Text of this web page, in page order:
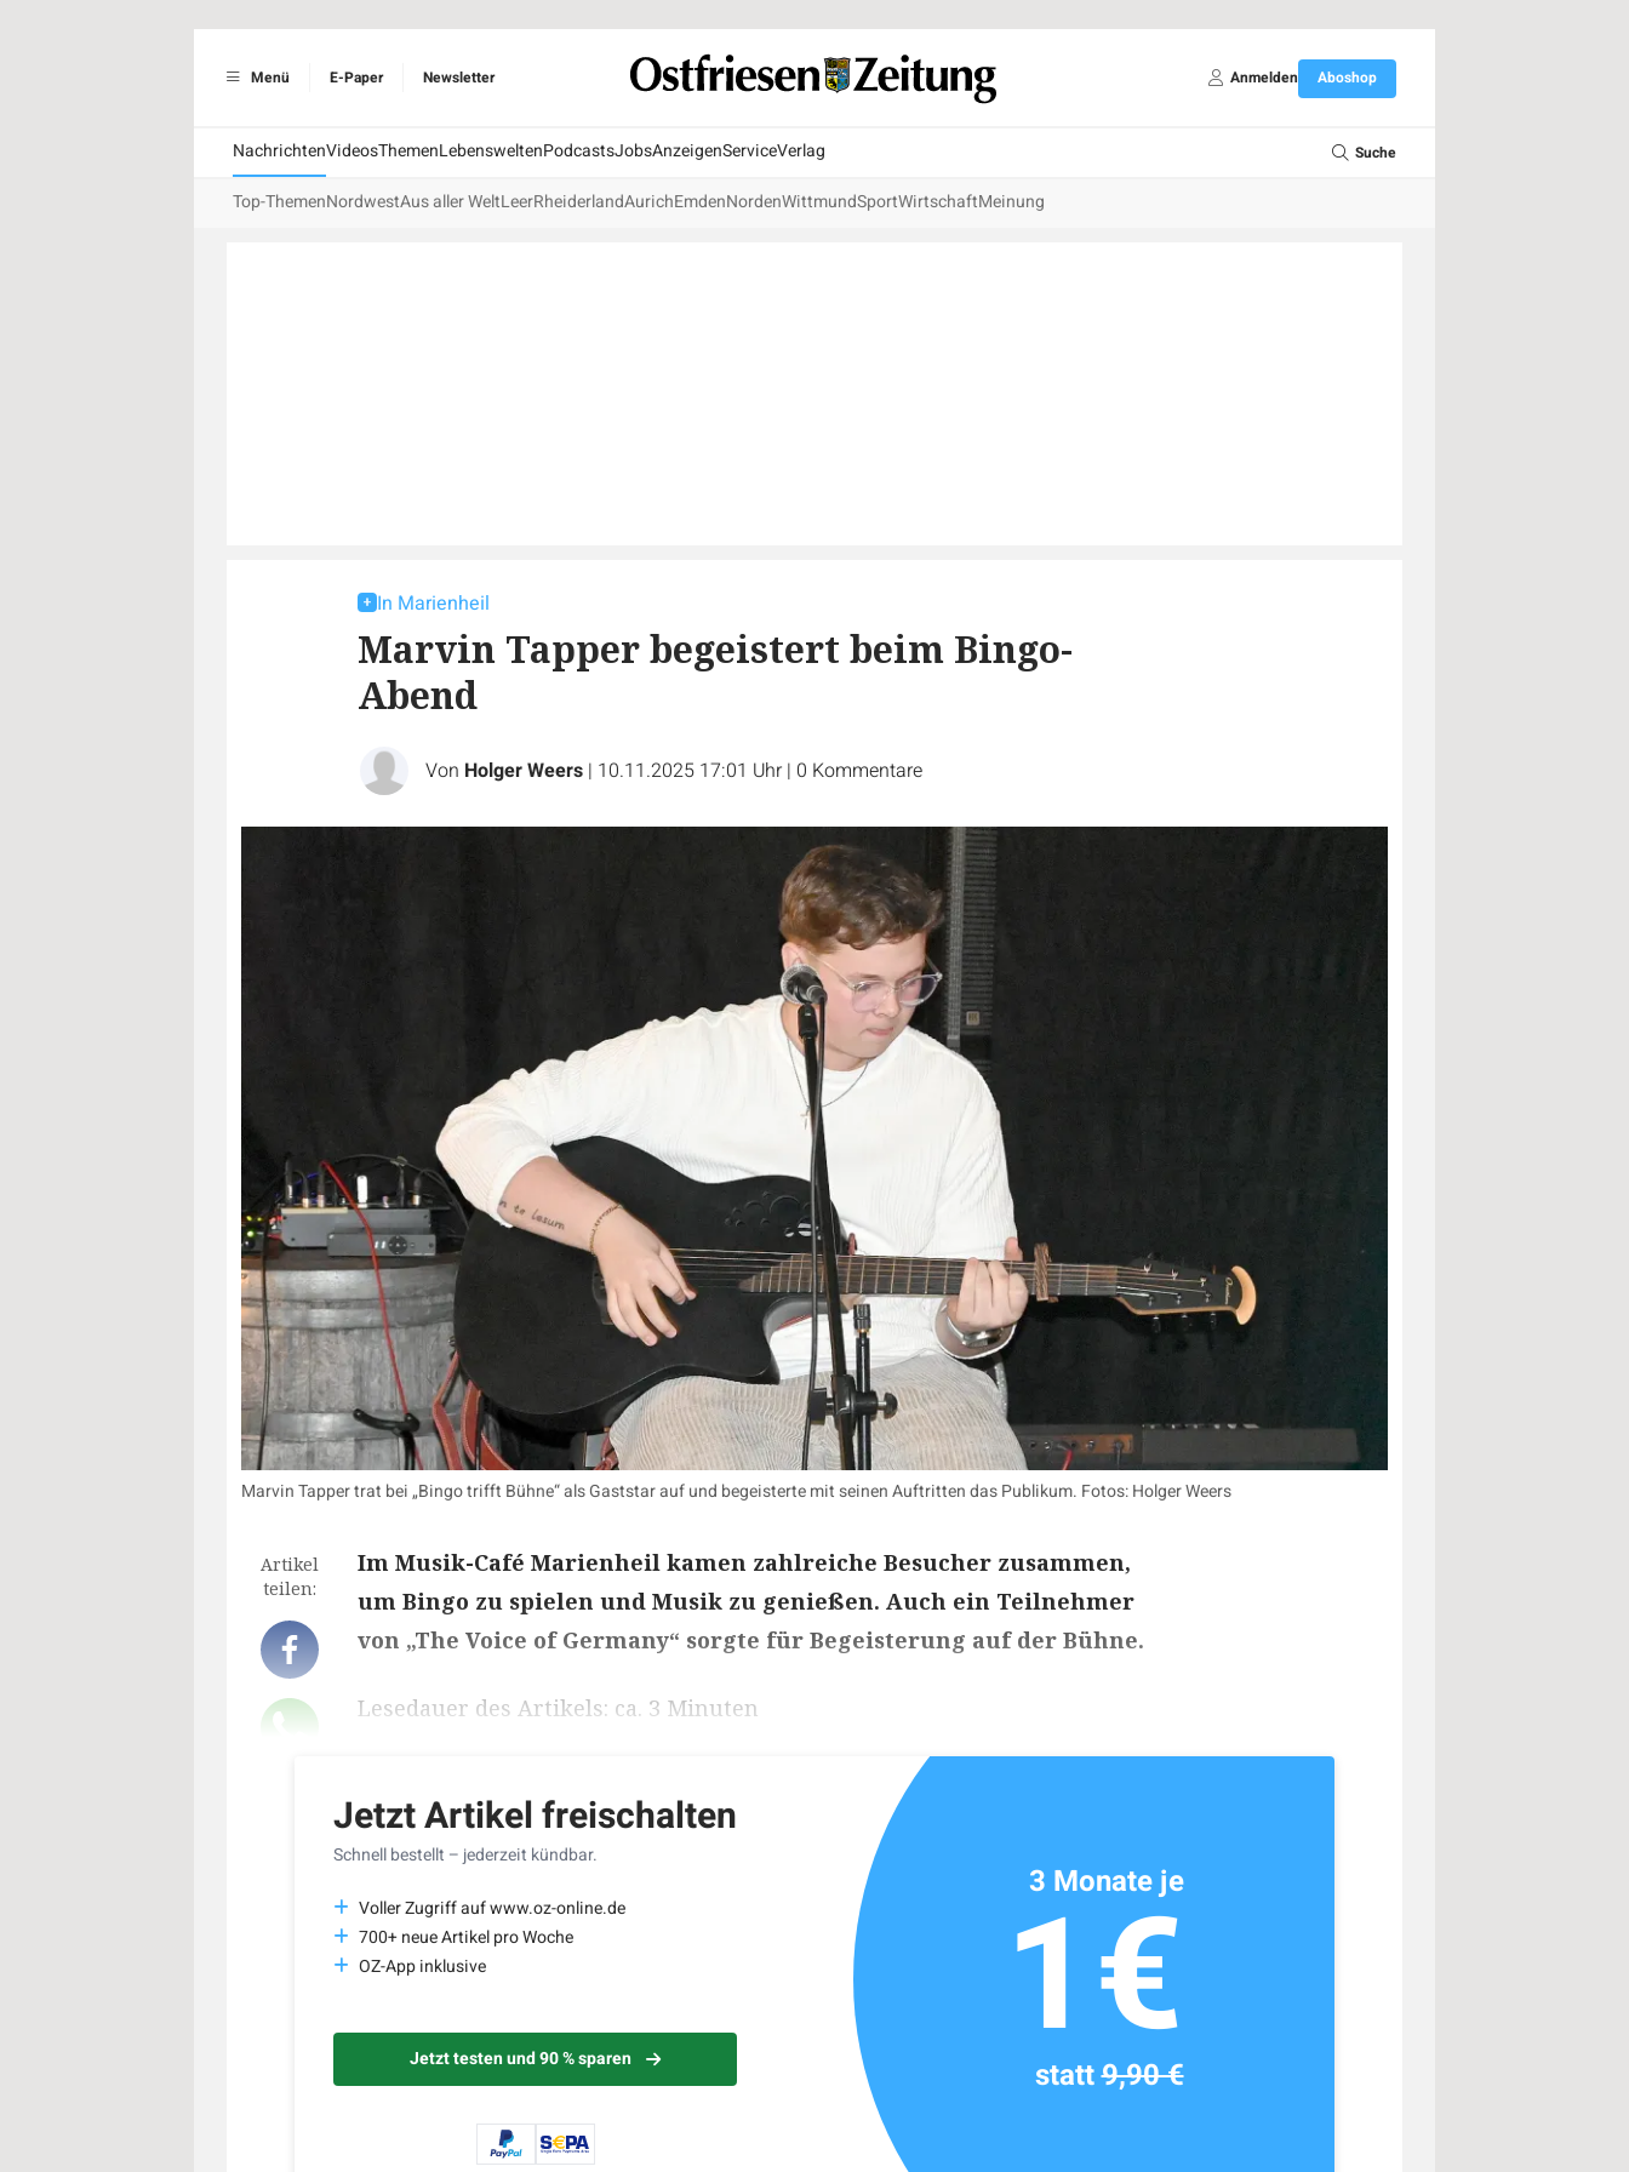
Menü E-Paper Newsletter Anmelden Aboshop
NachrichtenVideosThemenLebensweltenPodcastsJobsAnzeigenServiceVerlag Suche
Top-ThemenNordwestAus aller WeltLeerRheiderlandAurichEmdenNordenWittmundSportWirtschaftMeinung
In Marienheil
Marvin Tapper begeistert beim Bingo-
Abend
Von Holger Weers | 10.11.2025 17:01 Uhr | 0 Kommentare
Marvin Tapper trat bei „Bingo trifft Bühne“ als Gaststar auf und begeisterte mit seinen Auftritten das Publikum. Fotos: Holger Weers
Artikel
teilen:
Im Musik-Café Marienheil kamen zahlreiche Besucher zusammen,
um Bingo zu spielen und Musik zu genießen. Auch ein Teilnehmer
von „The Voice of Germany“ sorgte für Begeisterung auf der Bühne.
Lesedauer des Artikels: ca. 3 Minuten
Jetzt Artikel freischalten
Schnell bestellt – jederzeit kündbar.
Voller Zugriff auf www.oz-online.de
700+ neue Artikel pro Woche
OZ-App inklusive
Jetzt testen und 90 % sparen
3 Monate je
1€
statt9,90 €